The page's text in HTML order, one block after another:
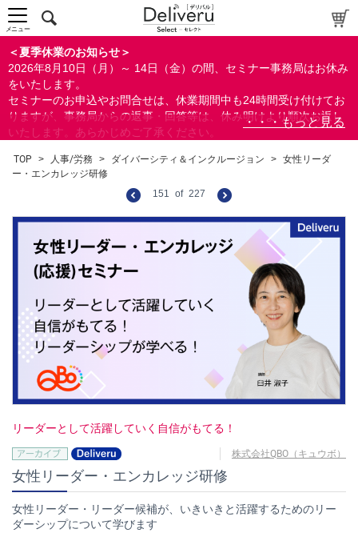
＜夏季休業のお知らせ＞
2026年8月10日（月）～ 14日（金）の間、セミナー事務局はお休み
をいたします。
セミナーのお申込やお問合せは、休業期間中も24時間受け付けてお
りますが、事務局からの返事・回答等は、休み明けより順次お返し
いたします。あらかじめご了承ください。
ができます。
メニュー
TOP > 人事/労務 > ダイバーシティ＆インクルージョン > 女性リーダ
ー・エンカレッジ研修
151 of 227
リーダーとして活躍していく自信がもてる！
株式会社QBO（キュウボ）
女性リーダー・エンカレッジ研修
女性リーダー・リーダー候補が、いきいきと活躍するためのリー
ダーシップについて学びます